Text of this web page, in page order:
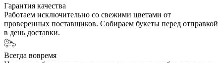
Гарантия качества
Работаем исключительно со свежими цветами от
проверенных поставщиков. Собираем букеты перед отправкой
в день доставки.
Всегда вовремя